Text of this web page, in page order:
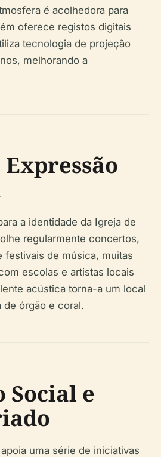
é acolhedora para
oferece registos digitais
tecnologia de projeção
melhorando a
a identidade da Igreja de
regularmente concertos,
festivais de música, muitas
escolas e artistas locais
acústica torna-a um local
de órgão e coral.
Social e
uma série de iniciativas